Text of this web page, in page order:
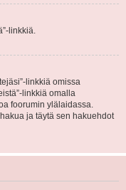
linkkiä.
linkkiä omissa
linkkiä omalla
foorumin ylälaidassa.
ja täytä sen hakuehdot